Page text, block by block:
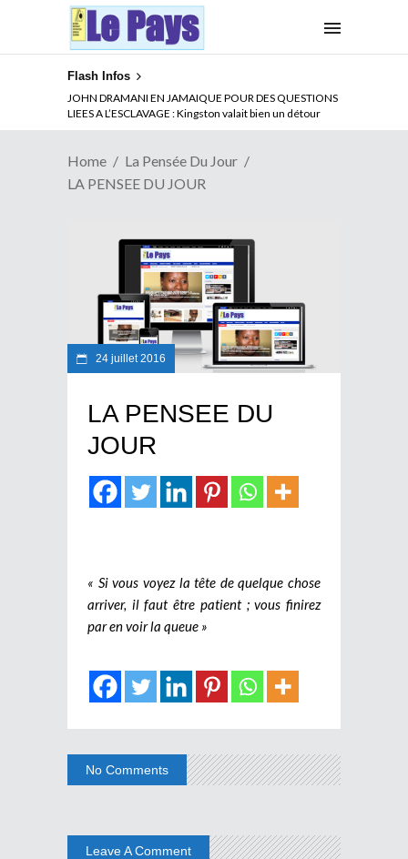
Flash Infos
JOHN DRAMANI EN JAMAIQUE POUR DES QUESTIONS
LIEES A L’ESCLAVAGE : Kingston valait bien un détour
Home
La Pensée Du Jour
LA PENSEE DU JOUR
24 juillet 2016
LA PENSEE DU
JOUR
« Si vous voyez la tête de quelque chose
arriver, il faut être patient ; vous finirez
par en voir la queue »
No Comments
Leave A Comment